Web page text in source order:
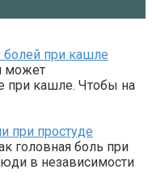
болей при кашле
может
при кашле. Чтобы на
при простуде
головная боль при
в независимости